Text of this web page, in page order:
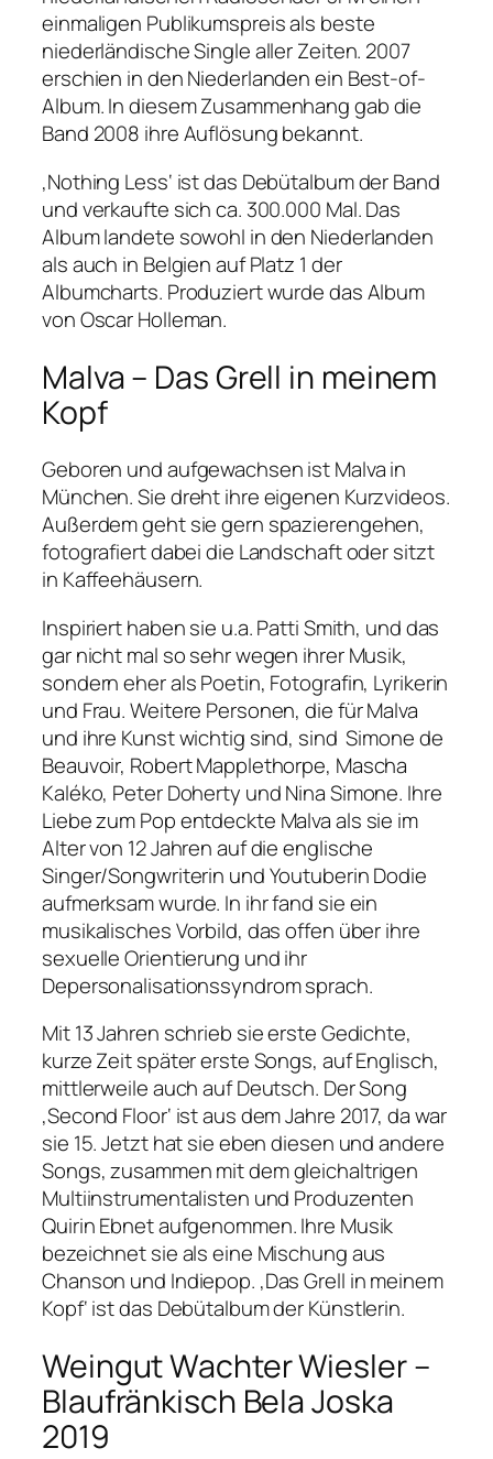
einmaligen Publikumspreis als beste
niederländische Single aller Zeiten. 2007
erschien in den Niederlanden ein Best-of-
Album. In diesem Zusammenhang gab die
Band 2008 ihre Auflösung bekannt.
‚Nothing Less‘ ist das Debütalbum der Band
und verkaufte sich ca. 300.000 Mal. Das
Album landete sowohl in den Niederlanden
als auch in Belgien auf Platz 1 der
Albumcharts. Produziert wurde das Album
von Oscar Holleman.
Malva – Das Grell in meinem
Kopf
Geboren und aufgewachsen ist Malva in
München. Sie dreht ihre eigenen Kurzvideos.
Außerdem geht sie gern spazierengehen,
fotografiert dabei die Landschaft oder sitzt
in Kaffeehäusern.
Inspiriert haben sie u.a. Patti Smith, und das
gar nicht mal so sehr wegen ihrer Musik,
sondern eher als Poetin, Fotografin, Lyrikerin
und Frau. Weitere Personen, die für Malva
und ihre Kunst wichtig sind, sind Simone de
Beauvoir, Robert Mapplethorpe, Mascha
Kaléko, Peter Doherty und Nina Simone. Ihre
Liebe zum Pop entdeckte Malva als sie im
Alter von 12 Jahren auf die englische
Singer/Songwriterin und Youtuberin Dodie
aufmerksam wurde. In ihr fand sie ein
musikalisches Vorbild, das offen über ihre
sexuelle Orientierung und ihr
Depersonalisationssyndrom sprach.
Mit 13 Jahren schrieb sie erste Gedichte,
kurze Zeit später erste Songs, auf Englisch,
mittlerweile auch auf Deutsch. Der Song
‚Second Floor‘ ist aus dem Jahre 2017, da war
sie 15. Jetzt hat sie eben diesen und andere
Songs, zusammen mit dem gleichaltrigen
Multiinstrumentalisten und Produzenten
Quirin Ebnet aufgenommen. Ihre Musik
bezeichnet sie als eine Mischung aus
Chanson und Indiepop. ‚Das Grell in meinem
Kopf‘ ist das Debütalbum der Künstlerin.
Weingut Wachter Wiesler –
Blaufränkisch Bela Joska
2019